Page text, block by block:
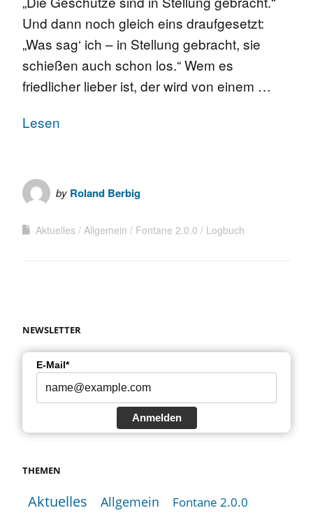
Und dann noch gleich eins draufgesetzt:
„Was sag‘ ich – in Stellung gebracht, sie
schießen auch schon los.“ Wem es
friedlicher lieber ist, der wird von einem …
Lesen
by Roland Berbig
Aktuelles Allgemein Fontane 2.0.0 Logbuch
NEWSLETTER
E-Mail*
Anmelden
THEMEN
Aktuelles Allgemein Fontane 2.0.0